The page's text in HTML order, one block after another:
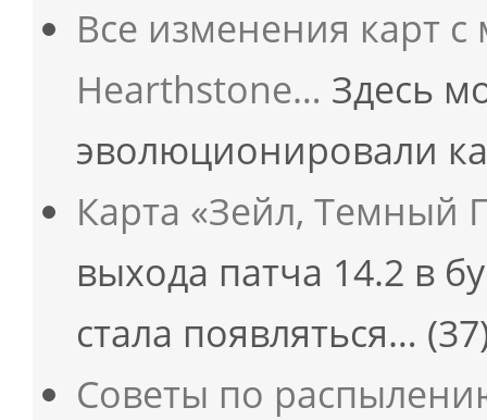
Все изменения карт
Hearthstone… Здесь
эволюционировали
Карта «Зейл, Темный
выхода патча 14.2 в
стала появляться…
Советы по